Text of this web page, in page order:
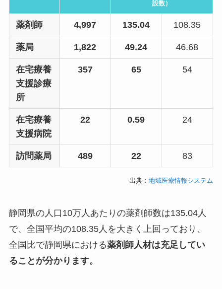
設数）
薬剤師 4,997 135.04 108.35
薬局 1,822 49.24 46.68
在宅療養
支援診療
所
357 65 54
在宅療養
支援病院
22 0.59 24
訪問薬局 489 22 83
出典：地域医療情報システム
静岡県の人口10万人あたりの薬剤師数は135.04人
で、全国平均の108.35人を大きく上回っており、
全国比で静岡県における薬剤師人材は充足してい
ることが分かります。